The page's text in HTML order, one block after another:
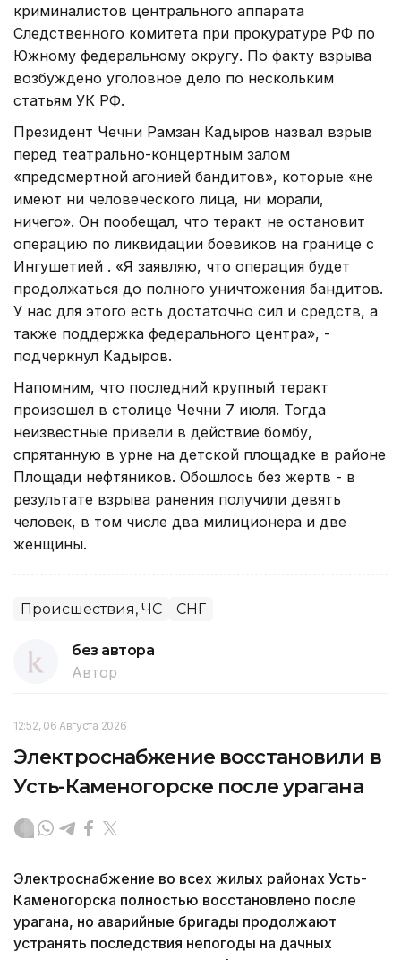
криминалистов центрального аппарата
Следственного комитета при прокуратуре РФ по
Южному федеральному округу. По факту взрыва
возбуждено уголовное дело по нескольким
статьям УК РФ.
Президент Чечни Рамзан Кадыров назвал взрыв
перед театрально-концертным залом
«предсмертной агонией бандитов», которые «не
имеют ни человеческого лица, ни морали,
ничего». Он пообещал, что теракт не остановит
операцию по ликвидации боевиков на границе с
Ингушетией . «Я заявляю, что операция будет
продолжаться до полного уничтожения бандитов.
У нас для этого есть достаточно сил и средств, а
также поддержка федерального центра», -
подчеркнул Кадыров.
Напомним, что последний крупный теракт
произошел в столице Чечни 7 июля. Тогда
неизвестные привели в действие бомбу,
спрятанную в урне на детской площадке в районе
Площади нефтяников. Обошлось без жертв - в
результате взрыва ранения получили девять
человек, в том числе два милиционера и две
женщины.
Происшествия, ЧС СНГ
без автора
Автор
12:52, 06 Августа 2026
Электроснабжение восстановили в
Усть-Каменогорске после урагана
Электроснабжение во всех жилых районах Усть-
Каменогорска полностью восстановлено после
урагана, но аварийные бригады продолжают
устранять последствия непогоды на дачных